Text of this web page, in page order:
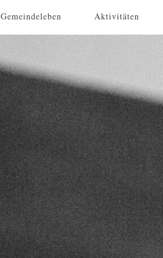
Gemeindeleben Aktivitäten